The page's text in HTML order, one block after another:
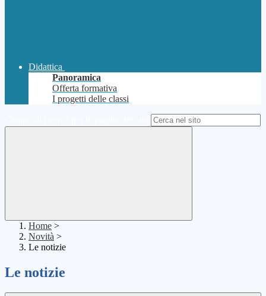
Didattica
Panoramica
Offerta formativa
I progetti delle classi
Home >
Novità >
Le notizie
Le notizie